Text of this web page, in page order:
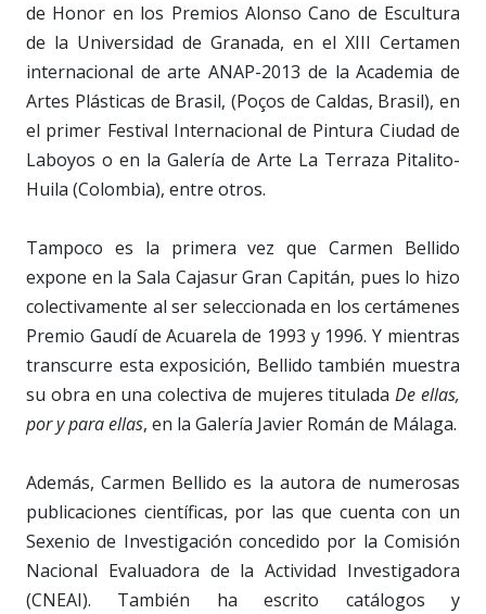
de Honor en los Premios Alonso Cano de Escultura
de la Universidad de Granada, en el XIII Certamen
internacional de arte ANAP-2013 de la Academia de
Artes Plásticas de Brasil, (Poços de Caldas, Brasil), en
el primer Festival Internacional de Pintura Ciudad de
Laboyos o en la Galería de Arte La Terraza Pitalito-
Huila (Colombia), entre otros.
Tampoco es la primera vez que Carmen Bellido
expone en la Sala Cajasur Gran Capitán, pues lo hizo
colectivamente al ser seleccionada en los certámenes
Premio Gaudí de Acuarela de 1993 y 1996. Y mientras
transcurre esta exposición, Bellido también muestra
su obra en una colectiva de mujeres tituladaDe ellas,
por y para ellas, en la Galería Javier Román de Málaga.
Además, Carmen Bellido es la autora de numerosas
publicaciones científicas, por las que cuenta con un
Sexenio de Investigación concedido por la Comisión
Nacional Evaluadora de la Actividad Investigadora
(CNEAI). También ha escrito catálogos y